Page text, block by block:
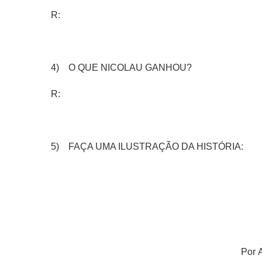
R:
4) O QUE NICOLAU GANHOU?
R:
5) FAÇA UMA ILUSTRAÇÃO DA HISTÓRIA:
Por